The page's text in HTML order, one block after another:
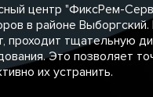
центр "ФиксРем-
в районе
проходит тщательную
Это позволяет
их устранить.